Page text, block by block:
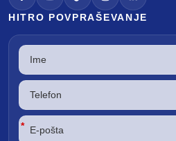
HITRO POVPRAŠEVANJE
*